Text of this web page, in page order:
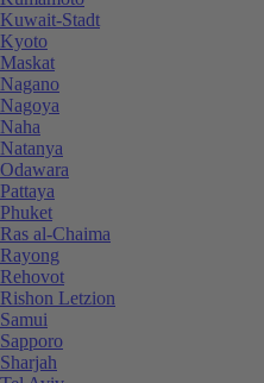
Kuwait-Stadt
Kyoto
Maskat
Nagano
Nagoya
Naha
Natanya
Odawara
Pattaya
Phuket
Ras al-Chaima
Rayong
Rehovot
Rishon Letzion
Samui
Sapporo
Sharjah